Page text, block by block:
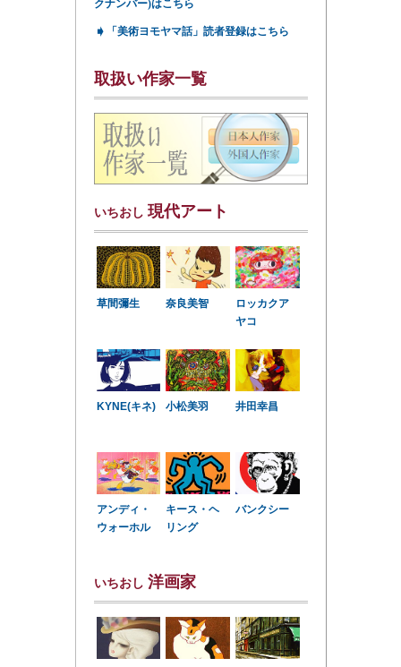
クナンバー)はこちら
➧ 「美術ヨモヤマ話」読者登録はこちら
取扱い作家一覧
いちおし 現代アート
草間彌生 奈良美智
ロッカクア
ヤコ
KYNE(キネ) 小松美羽 井田幸昌
アンディ・
ウォーホル
キース・ヘ
リング
バンクシー
いちおし 洋画家